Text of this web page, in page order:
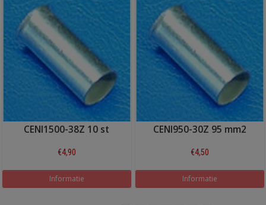
CENI1500-38Z 10 st
€4,90
Informatie
CENI950-30Z 95 mm2
€4,50
Informatie